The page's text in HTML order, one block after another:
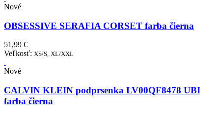
Nové
OBSESSIVE SERAFIA CORSET farba čierna
51,99 €
Veľkosť: XS/S, XL/XXL
Nové
CALVIN KLEIN podprsenka LV00QF8478 UBI
farba čierna